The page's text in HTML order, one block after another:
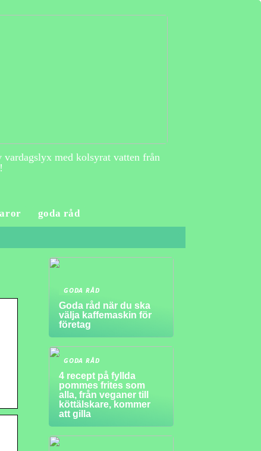
vardagslyx med kolsyrat vatten från
goda råd
GODA RÅD
Goda råd när du ska
välja kaffemaskin för
företag
GODA RÅD
4 recept på fyllda
pommes frites som
alla, från veganer till
köttälskare, kommer
att gilla